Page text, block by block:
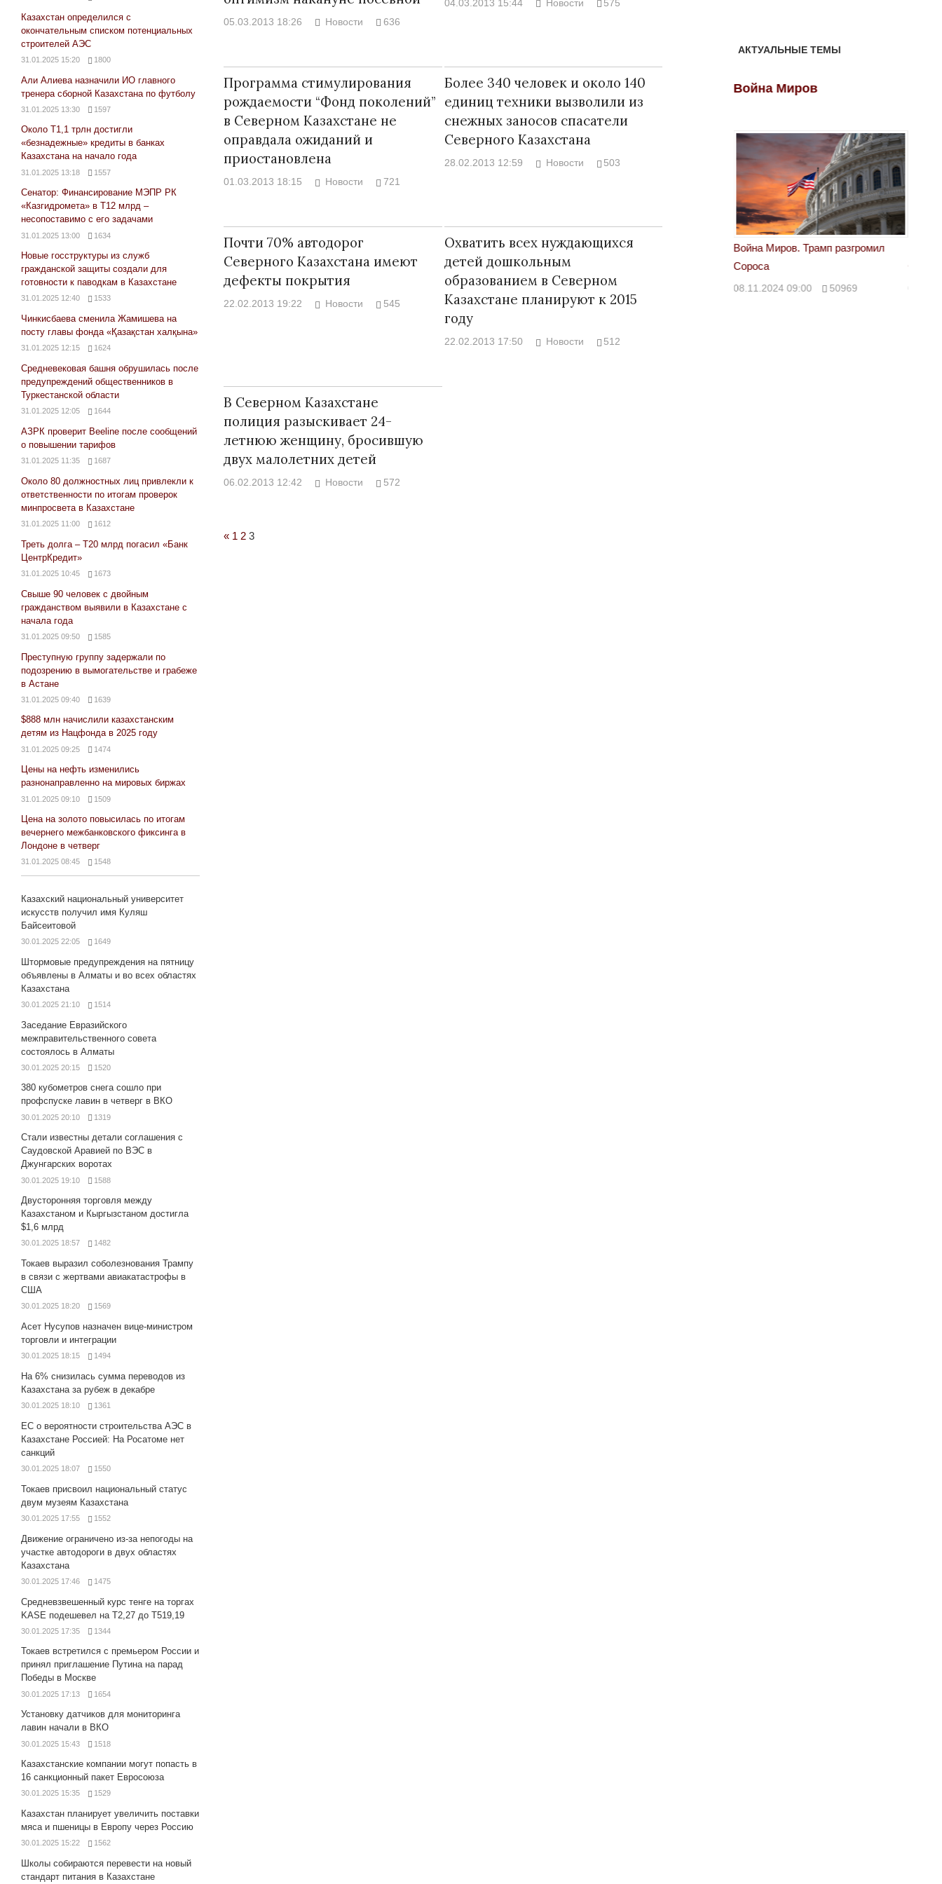
05.03.2013 18:26 Новости 636
04.03.2013 15:44 Новости 575
Программа стимулирования
рождаемости “Фонд поколений”
в Северном Казахстане не
оправдала ожиданий и
приостановлена
01.03.2013 18:15 Новости 721
Более 340 человек и около 140
единиц техники вызволили из
снежных заносов спасатели
Северного Казахстана
28.02.2013 12:59 Новости 503
Почти 70% автодорог
Северного Казахстана имеют
дефекты покрытия
22.02.2013 19:22 Новости 545
Охватить всех нуждающихся
детей дошкольным
образованием в Северном
Казахстане планируют к 2015
году
22.02.2013 17:50 Новости 512
В Северном Казахстане
полиция разыскивает 24-
летнюю женщину, бросившую
двух малолетних детей
06.02.2013 12:42 Новости 572
«Previous
1 2 3
Казахстан определился с
окончательным списком потенциальных
строителей АЭС
31.01.2025 15:20 1800
Али Алиева назначили ИО главного
тренера сборной Казахстана по футболу
31.01.2025 13:30 1597
Около Т1,1 трлн достигли
«безнадежные» кредиты в банках
Казахстана на начало года
31.01.2025 13:18 1557
Сенатор: Финансирование МЭПР РК
«Казгидромета» в Т12 млрд –
несопоставимо с его задачами
31.01.2025 13:00 1634
Новые госструктуры из служб
гражданской защиты создали для
готовности к паводкам в Казахстане
31.01.2025 12:40 1533
Чинкисбаева сменила Жамишева на
посту главы фонда «Қазақстан халқына»
31.01.2025 12:15 1624
Средневековая башня обрушилась после
предупреждений общественников в
Туркестанской области
31.01.2025 12:05 1644
АЗРК проверит Beeline после сообщений
о повышении тарифов
31.01.2025 11:35 1687
Около 80 должностных лиц привлекли к
ответственности по итогам проверок
минпросвета в Казахстане
31.01.2025 11:00 1612
Треть долга – Т20 млрд погасил «Банк
ЦентрКредит»
31.01.2025 10:45 1673
Свыше 90 человек с двойным
гражданством выявили в Казахстане с
начала года
31.01.2025 09:50 1585
Преступную группу задержали по
подозрению в вымогательстве и грабеже
в Астане
31.01.2025 09:40 1639
$888 млн начислили казахстанским
детям из Нацфонда в 2025 году
31.01.2025 09:25 1474
Цены на нефть изменились
разнонаправленно на мировых биржах
31.01.2025 09:10 1509
Цена на золото повысилась по итогам
вечернего межбанковского фиксинга в
Лондоне в четверг
31.01.2025 08:45 1548
Казахский национальный университет
искусств получил имя Куляш
Байсеитовой
30.01.2025 22:05 1649
Штормовые предупреждения на пятницу
объявлены в Алматы и во всех областях
Казахстана
30.01.2025 21:10 1514
Заседание Евразийского
межправительственного совета
состоялось в Алматы
30.01.2025 20:15 1520
380 кубометров снега сошло при
профспуске лавин в четверг в ВКО
30.01.2025 20:10 1319
Стали известны детали соглашения с
Саудовской Аравией по ВЭС в
Джунгарских воротах
30.01.2025 19:10 1588
Двусторонняя торговля между
Казахстаном и Кыргызстаном достигла
$1,6 млрд
30.01.2025 18:57 1482
Токаев выразил соболезнования Трампу
в связи с жертвами авиакатастрофы в
США
30.01.2025 18:20 1569
Асет Нусупов назначен вице-министром
торговли и интеграции
30.01.2025 18:15 1494
На 6% снизилась сумма переводов из
Казахстана за рубеж в декабре
30.01.2025 18:10 1361
ЕС о вероятности строительства АЭС в
Казахстане Россией: На Росатоме нет
санкций
30.01.2025 18:07 1550
Токаев присвоил национальный статус
двум музеям Казахстана
30.01.2025 17:55 1552
Движение ограничено из-за непогоды на
участке автодороги в двух областях
Казахстана
30.01.2025 17:46 1475
Средневзвешенный курс тенге на торгах
KASE подешевел на Т2,27 до Т519,19
30.01.2025 17:35 1344
Токаев встретился с премьером России и
принял приглашение Путина на парад
Победы в Москве
30.01.2025 17:13 1654
Установку датчиков для мониторинга
лавин начали в ВКО
30.01.2025 15:43 1518
Казахстанские компании могут попасть в
16 санкционный пакет Евросоюза
30.01.2025 15:35 1529
Казахстан планирует увеличить поставки
мяса и пшеницы в Европу через Россию
30.01.2025 15:22 1562
Школы собираются перевести на новый
стандарт питания в Казахстане
АКТУАЛЬНЫЕ ТЕМЫ
Война Миров
Война Миров. Трамп разгромил
Сороса
08.11.2024 09:00
Война Миров
Война Миров. Трамп разгромил
Сороса
08.11.2024 09:00 50969